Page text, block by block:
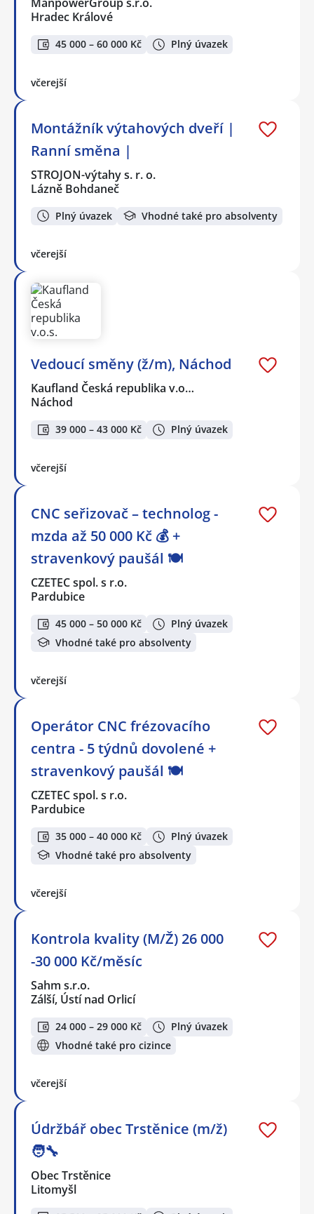
Hradec Králové
45 000 – 60 000 Kč Plný úvazek
včerejší
Montážník výtahových dveří |
Ranní směna |
STROJON-výtahy s. r. o.
Lázně Bohdaneč
Plný úvazek Vhodné také pro absolventy
včerejší
Vedoucí směny (ž/m), Náchod
Kaufland Česká republika v.o…
Náchod
39 000 – 43 000 Kč Plný úvazek
včerejší
CNC seřizovač – technolog -
mzda až 50 000 Kč 💰 +
stravenkový paušál 🍽️
CZETEC spol. s r.o.
Pardubice
45 000 – 50 000 Kč
Plný úvazek
Vhodné také pro absolventy
včerejší
Operátor CNC frézovacího
centra - 5 týdnů dovolené +
stravenkový paušál 🍽️
CZETEC spol. s r.o.
Pardubice
35 000 – 40 000 Kč
Plný úvazek
Vhodné také pro absolventy
včerejší
Kontrola kvality (M/Ž) 26 000
-30 000 Kč/měsíc
Sahm s.r.o.
Zálší, Ústí nad Orlicí
24 000 – 29 000 Kč
Plný úvazek
Vhodné také pro cizince
včerejší
Údržbář obec Trstěnice (m/ž)
🧑‍🔧
Obec Trstěnice
Litomyšl